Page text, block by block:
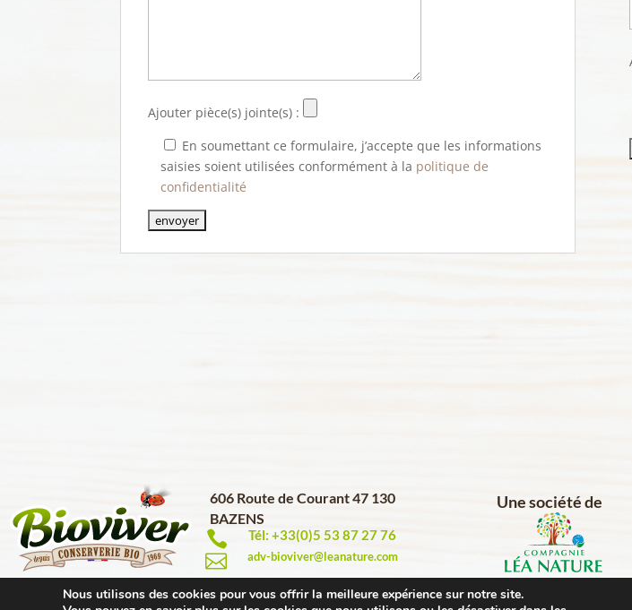
Ajouter pièce(s) jointe(s) :
En soumettant ce formulaire, j’accepte que les informations
saisies soient utilisées conformément à la politique de
confidentialité
606 Route de Courant 47 130
BAZENS
 Tél: +33(0)5 53 87 27 76
 adv-bioviver@leanature.com
Une société de
Nous utilisons des cookies pour vous offrir la meilleure expérience sur notre site.